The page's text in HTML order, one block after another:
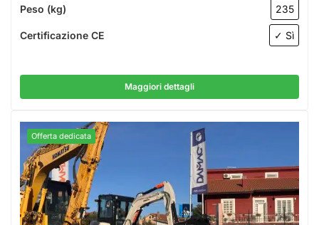
Peso (kg) 235
Certificazione CE ✓ Sì
Maggiori dettagli
Offerta dedicata